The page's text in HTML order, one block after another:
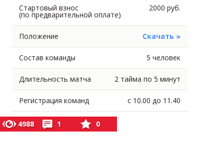
Стартовый взнос
(по предварительной оплате)
2000 руб.
Положение Скачать »
Состав команды 5 человек
Длительность матча 2 тайма по 5 минут
Регистрация команд с 10.00 до 11.40
4988 1 0